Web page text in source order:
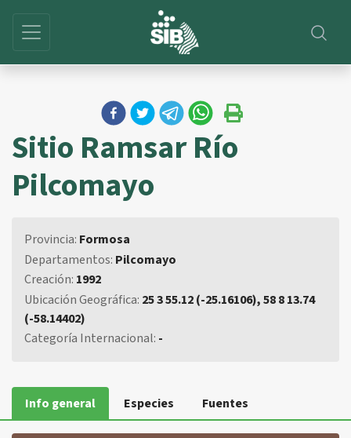
Sitio Ramsar Río
Pilcomayo
Provincia: Formosa
Departamentos: Pilcomayo
Creación: 1992
Ubicación Geográfica: 25 3 55.12 (-25.16106), 58 8 13.74
(-58.14402)
Categoría Internacional: -
Info general Especies Fuentes